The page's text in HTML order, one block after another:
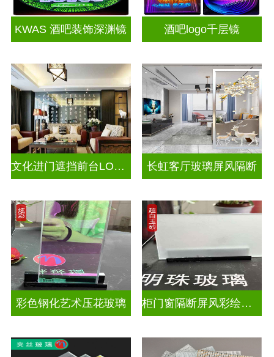
KWAS 酒吧装饰深渊镜 酒吧logo千层镜
文化进门遮挡前台LOGO电视玻璃背景墙 长虹客厅玻璃屏风隔断
彩色钢化艺术压花玻璃 柜门窗隔断屏风彩绘压花玻璃